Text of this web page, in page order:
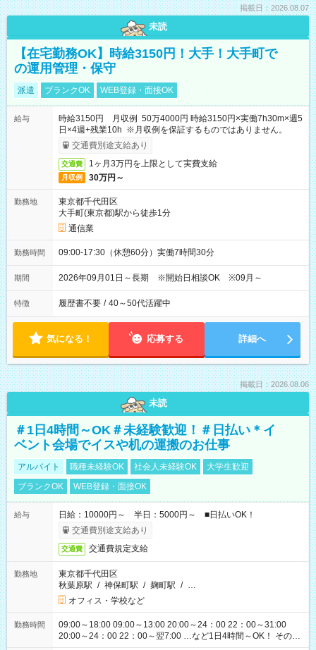
掲載日：2026.08.07
未読
【在宅勤務OK】時給3150円！大手！大手町で
の運用管理・保守
派遣 ブランクOK WEB登録・面接OK
給与
時給3150円 月収例 50万4000円 時給3150円×実働7h30m×週5
日×4週+残業10h ※月収例を保証するものではありません。
交通費別途支給あり
交通費 1ヶ月3万円を上限として実費支給
月収例 30万円～
勤務地
東京都千代田区
大手町(東京都)駅から徒歩1分
通信業
勤務時間 09:00-17:30（休憩60分）実働7時間30分
期間 2026年09月01日～長期 ※開始日相談OK ※09月～
特徴 履歴書不要 / 40～50代活躍中
気になる！ 応募する 詳細へ
掲載日：2026.08.06
未読
＃1日4時間～OK＃未経験歓迎！＃日払い＊イ
ベント会場でイスや机の運搬のお仕事
アルバイト 職種未経験OK 社会人未経験OK
大学生歓迎
ブランクOK
WEB登録・面接OK
給与
日給：10000円～ 半日：5000円～ ■日払いOK！
交通費別途支給あり
交通費 交通費規定支給
勤務地
東京都千代田区
秋葉原駅 / 神保町駅 / 麹町駅 / …
オフィス・学校など
勤務時間
09:00～18:00 09:00～13:00 20:00～24：00 22：00～31:00
20:00～24：00 22：00～翌7:00 …など1日4時間～OK！ その他
シフトもございます！ お気軽にご相談ください！